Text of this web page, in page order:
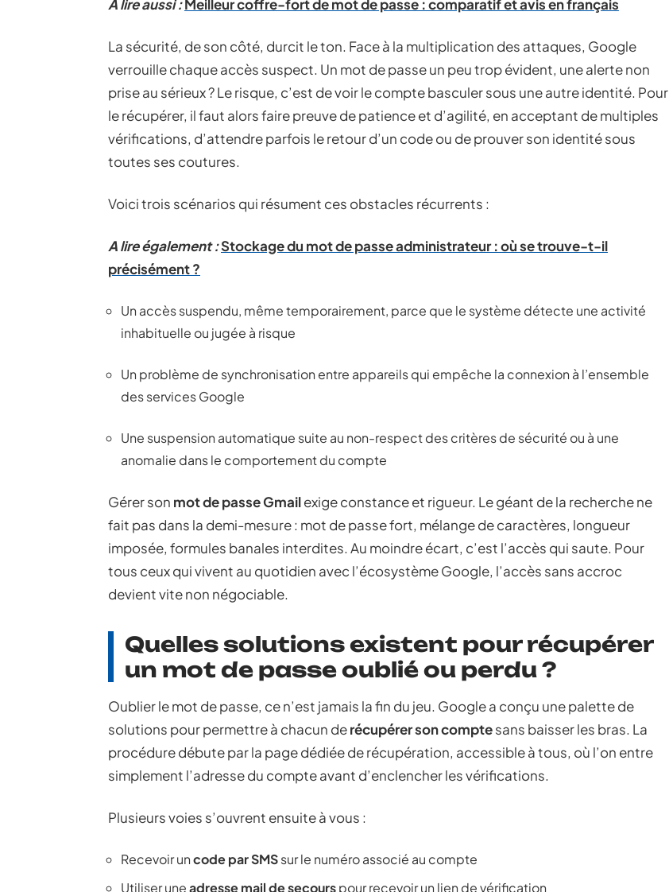
A lire aussi :Meilleur coffre-fort de mot de passe : comparatif et avis en français
La sécurité, de son côté, durcit le ton. Face à la multiplication des attaques, Google
verrouille chaque accès suspect. Un mot de passe un peu trop évident, une alerte non
prise au sérieux ? Le risque, c’est de voir le compte basculer sous une autre identité. Pour
le récupérer, il faut alors faire preuve de patience et d’agilité, en acceptant de multiples
vérifications, d’attendre parfois le retour d’un code ou de prouver son identité sous
toutes ses coutures.
Voici trois scénarios qui résument ces obstacles récurrents :
A lire également :Stockage du mot de passe administrateur : où se trouve-t-il
précisément ?
Un accès suspendu, même temporairement, parce que le système détecte une activité
inhabituelle ou jugée à risque
Un problème de synchronisation entre appareils qui empêche la connexion à l’ensemble
des services Google
Une suspension automatique suite au non-respect des critères de sécurité ou à une
anomalie dans le comportement du compte
Gérer son mot de passe Gmailexige constance et rigueur. Le géant de la recherche ne
fait pas dans la demi-mesure : mot de passe fort, mélange de caractères, longueur
imposée, formules banales interdites. Au moindre écart, c’est l’accès qui saute. Pour
tous ceux qui vivent au quotidien avec l’écosystème Google, l’accès sans accroc
devient vite non négociable.
Quelles solutions existent pour récupérer
un mot de passe oublié ou perdu ?
Oublier le mot de passe, ce n’est jamais la fin du jeu. Google a conçu une palette de
solutions pour permettre à chacun derécupérer son comptesans baisser les bras. La
procédure débute par la page dédiée de récupération, accessible à tous, où l’on entre
simplement l’adresse du compte avant d’enclencher les vérifications.
Plusieurs voies s’ouvrent ensuite à vous :
Recevoir uncode par SMSsur le numéro associé au compte
Utiliser uneadresse mail de secourspour recevoir un lien de vérification